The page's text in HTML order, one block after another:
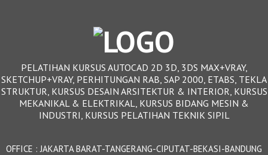
PELATIHAN KURSUS AUTOCAD 2D 3D, 3DS MAX+VRAY,
SKETCHUP+VRAY, PERHITUNGAN RAB, SAP 2000, ETABS, TEKLA
STRUKTUR, KURSUS DESAIN ARSITEKTUR & INTERIOR, KURSUS
MEKANIKAL & ELEKTRIKAL, KURSUS BIDANG MESIN &
INDUSTRI, KURSUS PELATIHAN TEKNIK SIPIL
OFFICE : JAKARTA BARAT-TANGERANG-CIPUTAT-BEKASI-BANDUNG